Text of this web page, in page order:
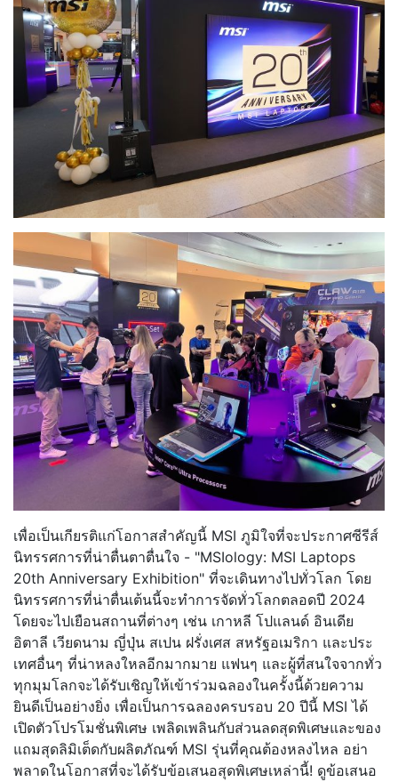
เพื่อเป็นเกียรติแก่โอกาสสำคัญนี้ MSI ภูมิใจที่จะประกาศซีรีส์
นิทรรศการที่น่าตื่นตาตื่นใจ - "MSIology: MSI Laptops
20th Anniversary Exhibition" ที่จะเดินทางไปทั่วโลก โดย
นิทรรศการที่น่าตื่นเต้นนี้จะทำการจัดทั่วโลกตลอดปี 2024
โดยจะไปเยือนสถานที่ต่างๆ เช่น เกาหลี โปแลนด์ อินเดีย
อิตาลี เวียดนาม ญี่ปุ่น สเปน ฝรั่งเศส สหรัฐอเมริกา และประ
เทศอื่นๆ ที่น่าหลงใหลอีกมากมาย แฟนๆ และผู้ที่สนใจจากทั่ว
ทุกมุมโลกจะได้รับเชิญให้เข้าร่วมฉลองในครั้งนี้ด้วยความ
ยินดีเป็นอย่างยิ่ง เพื่อเป็นการฉลองครบรอบ 20 ปีนี้ MSI ได้
เปิดตัวโปรโมชั่นพิเศษ เพลิดเพลินกับส่วนลดสุดพิเศษและของ
แถมสุดลิมิเต็ดกับผลิตภัณฑ์ MSI รุ่นที่คุณต้องหลงไหล อย่า
พลาดในโอกาสที่จะได้รับข้อเสนอสุดพิเศษเหล่านี้! ดูข้อเสนอ